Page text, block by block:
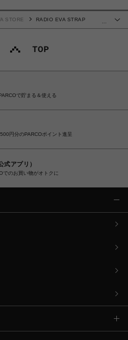
STORE
RADIO EVA STRAP
で貯まる＆使える
円分のPARCOポイント進呈
アプリ）
でのお買い物がオトクに